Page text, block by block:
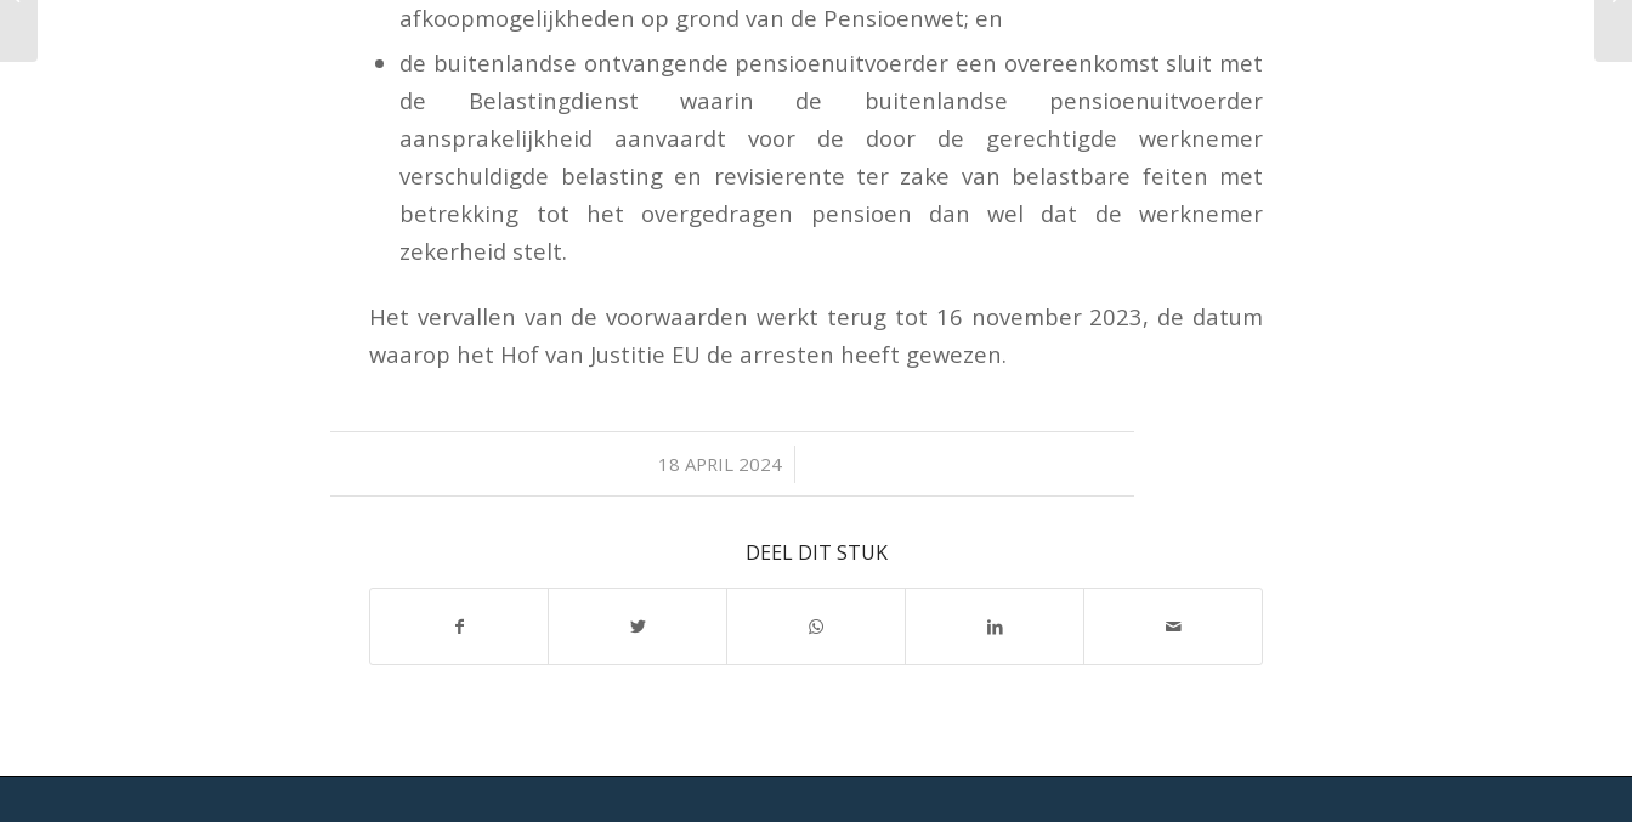
afkoopmogelijkheden op grond van de Pensioenwet; en
de buitenlandse ontvangende pensioenuitvoerder een overeenkomst sluit met
de Belastingdienst waarin de buitenlandse pensioenuitvoerder
aansprakelijkheid aanvaardt voor de door de gerechtigde werknemer
verschuldigde belasting en revisierente ter zake van belastbare feiten met
betrekking tot het overgedragen pensioen dan wel dat de werknemer
zekerheid stelt.
Het vervallen van de voorwaarden werkt terug tot 16 november 2023, de datum
waarop het Hof van Justitie EU de arresten heeft gewezen.
18 APRIL 2024
/
DEEL DIT STUK